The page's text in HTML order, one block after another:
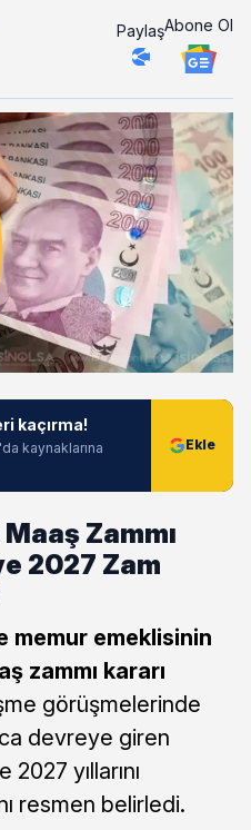
PaylaşAbone Ol
kaçırma!
kaynaklarına
Zammı
2027 Zam
memur emeklisinin
zammı kararı
görüşmelerinde
devreye giren
2027 yıllarını
resmen belirledi.